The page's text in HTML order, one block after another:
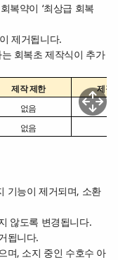
복약이 ‘최상급 회복
제거됩니다.
회복초 제작식이 추가
제작 제한
제작
없음
없
없음
기능이 제거되며, 소환
않도록 변경됩니다.
됩니다.
며, 소지 중인 수호수 아